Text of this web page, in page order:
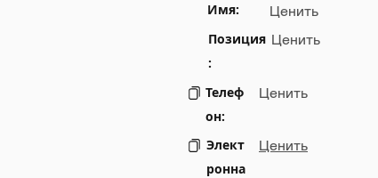
Имя:
Ценить
Позиция
:
Ценить
Телеф
он:
Ценить
Элект
ронна
Ценить